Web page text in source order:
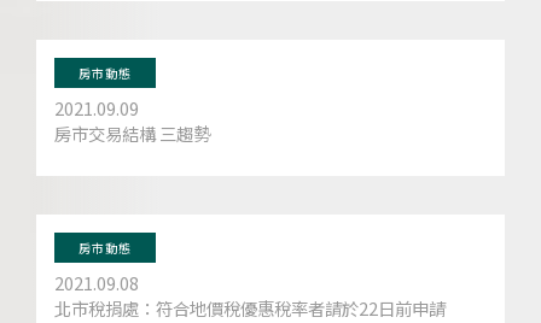
房市動態
2021.09.09
房市交易結構 三趨勢
房市動態
2021.09.08
北市稅捐處：符合地價稅優惠稅率者請於22日前申請